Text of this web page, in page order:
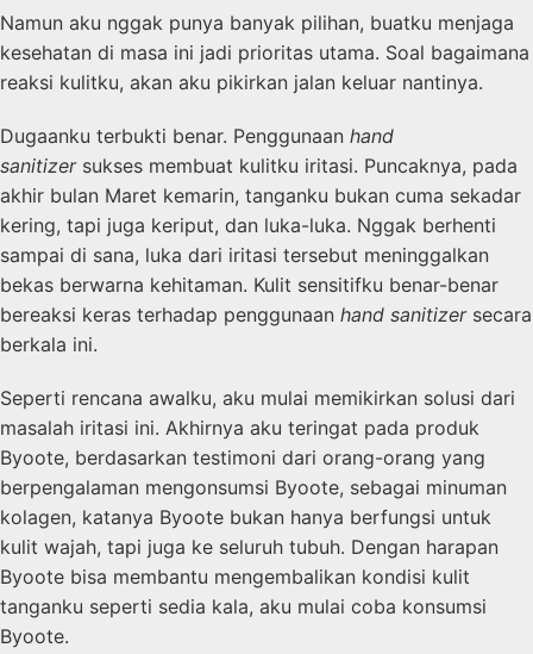
Namun aku nggak punya banyak pilihan, buatku menjaga
kesehatan di masa ini jadi prioritas utama. Soal bagaimana
reaksi kulitku, akan aku pikirkan jalan keluar nantinya.
Dugaanku terbukti benar. Penggunaan hand
sanitizersukses membuat kulitku iritasi. Puncaknya, pada
akhir bulan Maret kemarin, tanganku bukan cuma sekadar
kering, tapi juga keriput, dan luka-luka. Nggak berhenti
sampai di sana, luka dari iritasi tersebut meninggalkan
bekas berwarna kehitaman. Kulit sensitifku benar-benar
bereaksi keras terhadap penggunaan hand sanitizersecara
berkala ini.
Seperti rencana awalku, aku mulai memikirkan solusi dari
masalah iritasi ini. Akhirnya aku teringat pada produk
Byoote, berdasarkan testimoni dari orang-orang yang
berpengalaman mengonsumsi Byoote, sebagai minuman
kolagen, katanya Byoote bukan hanya berfungsi untuk
kulit wajah, tapi juga ke seluruh tubuh. Dengan harapan
Byoote bisa membantu mengembalikan kondisi kulit
tanganku seperti sedia kala, aku mulai coba konsumsi
Byoote.